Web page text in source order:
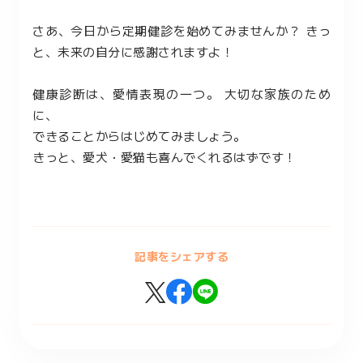
さあ、今日から定期健診を始めてみませんか？ きっ
と、未来の自分に感謝されますよ！
健康診断は、愛情表現の一つ。 大切な家族のため
に、
できることからはじめてみましょう。
きっと、愛犬・愛猫も喜んでくれるはずです！
記事をシェアする